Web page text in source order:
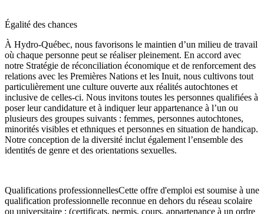
Égalité des chances
À Hydro-Québec, nous favorisons le maintien d’un milieu de travail
où chaque personne peut se réaliser pleinement. En accord avec
notre Stratégie de réconciliation économique et de renforcement des
relations avec les Premières Nations et les Inuit, nous cultivons tout
particulièrement une culture ouverte aux réalités autochtones et
inclusive de celles-ci. Nous invitons toutes les personnes qualifiées à
poser leur candidature et à indiquer leur appartenance à l’un ou
plusieurs des groupes suivants : femmes, personnes autochtones,
minorités visibles et ethniques et personnes en situation de handicap.
Notre conception de la diversité inclut également l’ensemble des
identités de genre et des orientations sexuelles.
Qualifications professionnellesCette offre d'emploi est soumise à une
qualification professionnelle reconnue en dehors du réseau scolaire
ou universitaire : (certificats, permis, cours, appartenance à un ordre